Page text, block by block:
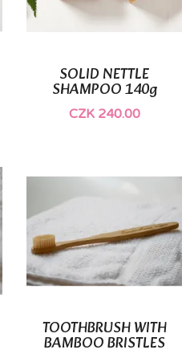
SOLID NETTLE
SHAMPOO 140g
CZK 240.00
TOOTHBRUSH WITH
BAMBOO BRISTLES